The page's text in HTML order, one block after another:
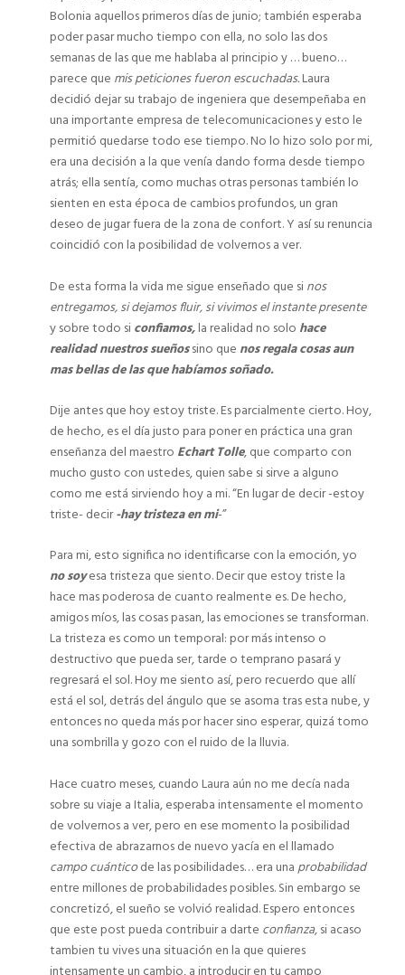
Bolonia aquellos primeros días de junio; también esperaba
poder pasar mucho tiempo con ella, no solo las dos
semanas de las que me hablaba al principio y … bueno…
parece que mis peticiones fueron escuchadas.Laura
decidió dejar su trabajo de ingeniera que desempeñaba en
una importante empresa de telecomunicaciones y esto le
permitió quedarse todo ese tiempo. No lo hizo solo por mi,
era una decisión a la que venía dando forma desde tiempo
atrás; ella sentía, como muchas otras personas también lo
sienten en esta época de cambios profundos, un gran
deseo de jugar fuera de la zona de confort. Y así su renuncia
coincidió con la posibilidad de volvernos a ver.
De esta forma la vida me sigue enseñado que sinos
entregamos, si dejamosfluir, si vivimos el instante presente
y sobre todo siconfiamos,la realidad no solo hace
realidad nuestros sueñossino que nos regala cosas aun
mas bellas de las que habíamos soñado.
Dije antes que hoy estoy triste. Es parcialmente cierto. Hoy,
de hecho, es el día justo para poner en práctica una gran
enseñanza del maestro Echart Tolle, que comparto con
mucho gusto con ustedes, quien sabe si sirve a alguno
como me está sirviendo hoy a mi. “En lugar de decir -estoy
triste- decir-hay tristeza en mi-”
Para mi, esto significa no identificarse con la emoción, yo
no soyesa tristeza que siento. Decir que estoy triste la
hace mas poderosa de cuanto realmente es. De hecho,
amigos míos, las cosas pasan, las emociones se transforman.
La tristeza es como un temporal: por más intenso o
destructivo que pueda ser, tarde o temprano pasará y
regresará el sol. Hoy me siento así, pero recuerdo que allí
está el sol, detrás del ángulo que se asoma tras esta nube, y
entonces no queda más por hacer sino esperar, quizá tomo
una sombrilla y gozo con el ruido de la lluvia.
Hace cuatro meses, cuando Laura aún no me decía nada
sobre su viaje a Italia, esperaba intensamente el momento
de volvernos a ver, pero en ese momento la posibilidad
efectiva de abrazarnos de nuevo yacía en el llamado
campo cuánticode las posibilidades… era unaprobabilidad
entre millones de probabilidades posibles. Sin embargo se
concretizó, el sueño se volvió realidad. Espero entonces
que este post pueda contribuir a darte confianza, si acaso
tambien tu vives una situación en la que quieres